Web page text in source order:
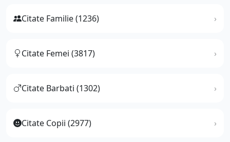
Citate Familie (1236)
Citate Femei (3817)
Citate Barbati (1302)
Citate Copii (2977)